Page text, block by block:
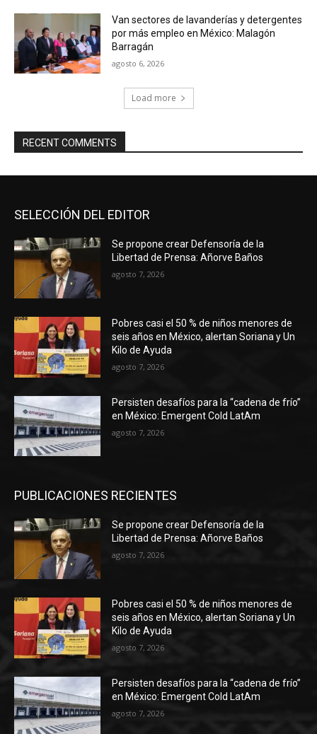
Van sectores de lavanderías y detergentes
por más empleo en México: Malagón
Barragán
agosto 6, 2026
Load more
RECENT COMMENTS
SELECCIÓN DEL EDITOR
Se propone crear Defensoría de la
Libertad de Prensa: Añorve Baños
agosto 7, 2026
Pobres casi el 50 % de niños menores de
seis años en México, alertan Soriana y Un
Kilo de Ayuda
agosto 7, 2026
Persisten desafíos para la “cadena de frío”
en México: Emergent Cold LatAm
agosto 7, 2026
PUBLICACIONES RECIENTES
Se propone crear Defensoría de la
Libertad de Prensa: Añorve Baños
agosto 7, 2026
Pobres casi el 50 % de niños menores de
seis años en México, alertan Soriana y Un
Kilo de Ayuda
agosto 7, 2026
Persisten desafíos para la “cadena de frío”
en México: Emergent Cold LatAm
agosto 7, 2026